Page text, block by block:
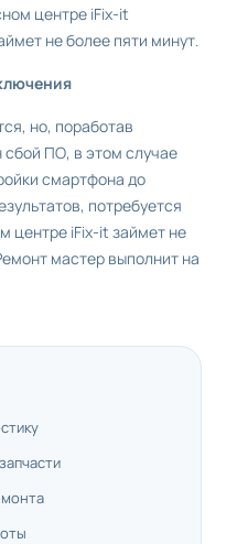
центре iFix-it
не более пяти минут.
но, поработав
сбой ПО, в этом случае
смартфона до
потребуется
центре iFix-it займет не
мастер выполнит на